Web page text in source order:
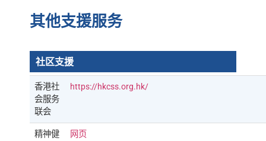
其他支援服务
社区支援
香港社
会服务
联会
https://hkcss.org.hk/
精神健
网页